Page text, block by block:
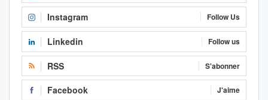
Instagram Follow Us
Linkedin Follow us
RSS S'abonner
Facebook J'aime